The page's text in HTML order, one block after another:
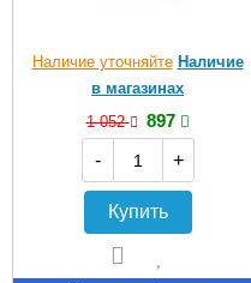
Наличие уточняйте Наличие
в магазинах
1 052
897
-
+
Купить